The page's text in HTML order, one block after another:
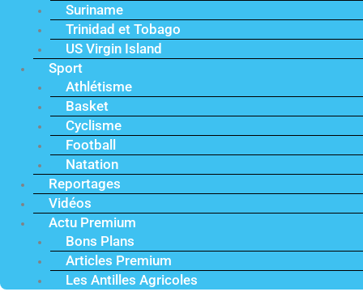
Suriname
Trinidad et Tobago
US Virgin Island
Sport
Athlétisme
Basket
Cyclisme
Football
Natation
Reportages
Vidéos
Actu Premium
Bons Plans
Articles Premium
Les Antilles Agricoles